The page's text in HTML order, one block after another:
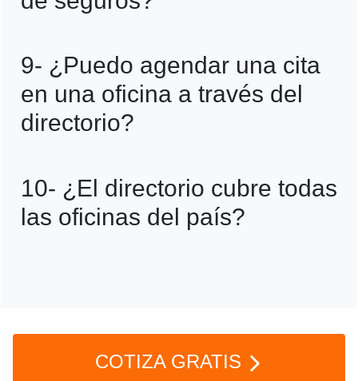
servicios que pueden ofrecer en cada
oficina.
9- ¿Puedo agendar una cita
en una oficina a través del
directorio?
programar citas directamente en línea.
10- ¿El directorio cubre todas
las oficinas del país?
COTIZA GRATIS